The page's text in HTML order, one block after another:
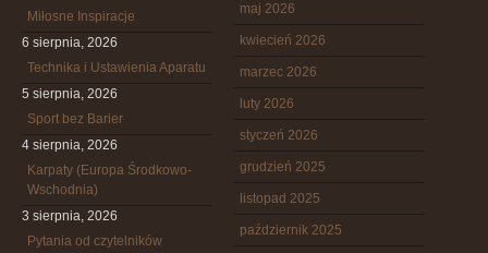
Miłosne Inspiracje
6 sierpnia, 2026
Technika i Ustawienia Aparatu
5 sierpnia, 2026
Sport bez Barier
4 sierpnia, 2026
Karpaty (Europa Środkowo-
Wschodnia)
3 sierpnia, 2026
Pytania od czytelników
maj 2026
kwiecień 2026
marzec 2026
luty 2026
styczeń 2026
grudzień 2025
listopad 2025
październik 2025